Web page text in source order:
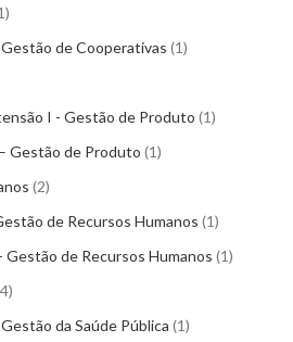
de Cooperativas 1
I - Gestão de Produto 1
Gestão de Produto 1
2
de Recursos Humanos 1
de Recursos Humanos 1
4
da Saúde Pública 1